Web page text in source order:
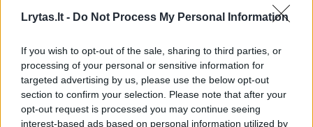
Lrytas.lt - Do Not Process My Personal Information
If you wish to opt-out of the sale, sharing to third parties, or
processing of your personal or sensitive information for
targeted advertising by us, please use the below opt-out
section to confirm your selection. Please note that after your
opt-out request is processed you may continue seeing
interest-based ads based on personal information utilized by
esu susidūręs su jūsų iškiliais žaidėjais,
tokiais kaip Šarūnas Marčiulionis, Alvydas
Pazdrazdis bei kitais. Todėl sulaukęs
pasiūlymo prisidėti prie jūsų krepšinio